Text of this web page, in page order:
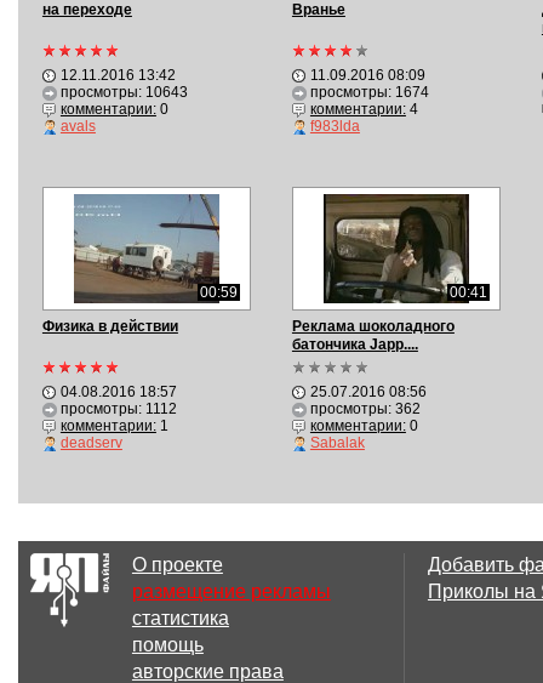
на переходе
12.11.2016 13:42
просмотры: 10643
комментарии:0
avals
Вранье
11.09.2016 08:09
просмотры: 1674
комментарии:4
f983lda
00:59
Физика в действии
04.08.2016 18:57
просмотры: 1112
комментарии:1
deadserv
00:41
Реклама шоколадного
батончика Japp....
25.07.2016 08:56
просмотры: 362
комментарии:0
Sabalak
О проекте
размещение рекламы
статистика
помощь
авторские права
Добавить
Приколы